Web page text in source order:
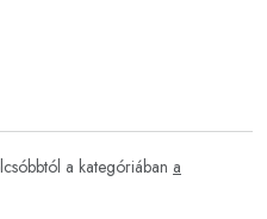
a kategóriában a